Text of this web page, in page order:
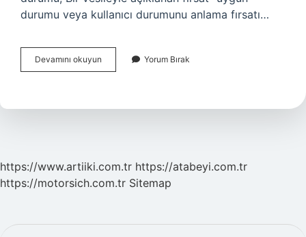
durumu veya kullanıcı durumunu anlama fırsatı…
Devamını okuyun
Nedir
Yorum Bırak
https://www.artiiki.com.tr https://atabeyi.com.tr
https://motorsich.com.tr Sitemap